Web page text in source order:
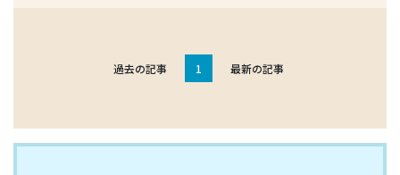
過去の記事 1 最新の記事